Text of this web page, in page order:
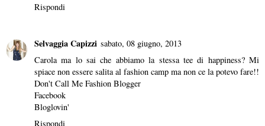
Rispondi
Selvaggia Capizzi sabato, 08 giugno, 2013
Carola ma lo sai che abbiamo la stessa tee di happiness? Mi
spiace non essere salita al fashion camp ma non ce la potevo fare!!
Don't Call Me Fashion Blogger
Facebook
Bloglovin'
Rispondi